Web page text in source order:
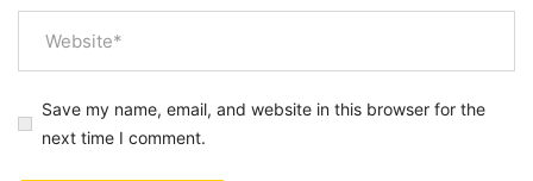
Save my name, email, and website in this browser for the
next time I comment.